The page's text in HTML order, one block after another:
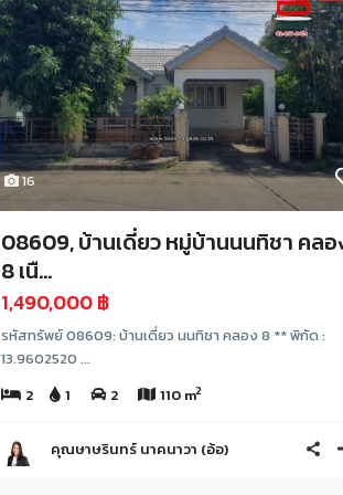
16
08609, บ้านเดี่ยว หมู่บ้านนนทิชา คล
8 เนื...
1,490,000 ฿
รหัสทรัพย์ 08609: บ้านเดี่ยว นนทิชา คลอง 8 ** พิกัด :
13.9602520 ...
2
1 2 110 m2
คุณษาษรินทร์ นาคนาวา (อ้อ)